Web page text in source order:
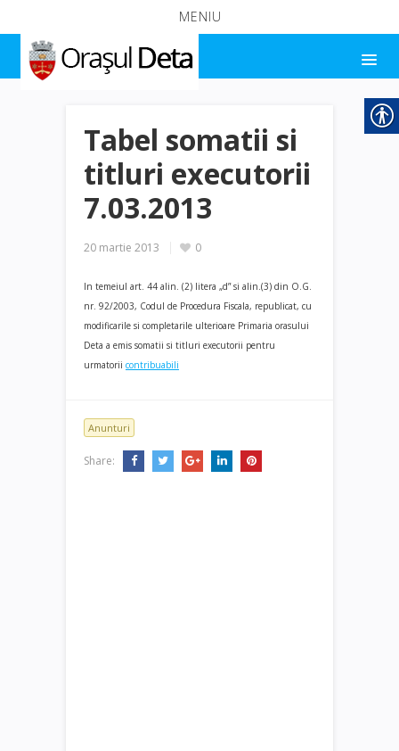
MENIU
Tabel somatii si
titluri executorii
7.03.2013
20 martie 2013 0
In temeiul art. 44 alin. (2) litera „d” si alin.(3) din O.G.
nr. 92/2003, Codul de Procedura Fiscala, republicat, cu
modificarile si completarile ulterioare Primaria orasului
Deta a emis somatii si titluri executorii pentru
urmatorii contribuabili
Anunturi
Share: